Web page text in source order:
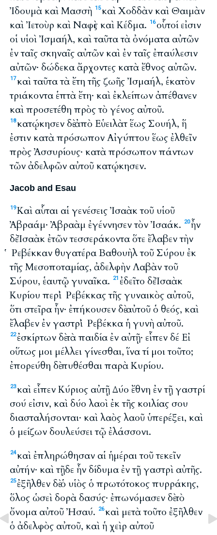
Ἰδουμὰ καὶ Μασσὴ 15καὶ Χοδδὰν καὶ Θαιμὰν
καὶ Ἰετοὺρ καὶ Ναφὲς καὶ Κέδμα.
16 οὗτοί εἰσιν
οἱ υἱοὶ Ἰσμαήλ, καὶ ταῦτα τὰ ὀνόματα αὐτῶν
ἐν ταῖς σκηναῖς αὐτῶν καὶ ἐν ταῖς ἐπαύλεσιν
αὐτῶν· δώδεκα ἄρχοντες κατὰ ἔθνος αὐτῶν.
17καὶ ταῦτα τὰ ἔτη τῆς ζωῆς Ἰσμαήλ, ἑκατὸν
τριάκοντα ἑπτὰ ἔτη· καὶ ἐκλείπων ἀπέθανεν
καὶ προσετέθη πρὸς τὸ γένος αὐτοῦ.
18κατῴκησεν δὲ ἀπὸ Εὑειλὰτ ἕως Σουήλ, ἥ
ἐστιν κατὰ πρόσωπον Αἰγύπτου ἕως ἐλθεῖν
πρὸς Ἀσσυρίους· κατὰ πρόσωπον πάντων
τῶν ἀδελφῶν αὐτοῦ κατῴκησεν.
Jacob and Esau
19Καὶ αὗται αἱ γενέσεις Ἰσαὰκ τοῦ υἱοῦ
Ἀβραάμ· Ἀβραὰμ ἐγέννησεν τὸν Ἰσαάκ.
20ἦν
δὲ Ἰσαὰκ ἐτῶν τεσσεράκοντα ὅτε ἔλαβεν τὴν
Ῥεβέκκαν θυγατέρα Βαθουὴλ τοῦ Σύρου ἐκ
τῆς Μεσοποταμίας, ἀδελφὴν Λαβὰν τοῦ
Σύρου, ἑαυτῷ γυναῖκα.
21 ἐδεῖτο δὲ Ἰσαὰκ
Κυρίου περὶ Ῥεβέκκας τῆς γυναικὸς αὐτοῦ,
ὅτι στεῖρα ἦν· ἐπήκουσεν δὲ αὐτοῦ ὁ θεός, καὶ
ἔλαβεν ἐν γαστρὶ Ῥεβέκκα ἡ γυνὴ αὐτοῦ.
22 ἐσκίρτων δὲ τὰ παιδία ἐν αὐτῇ· εἶπεν δέ Εἰ
οὕτως μοι μέλλει γίνεσθαι, ἵνα τί μοι τοῦτο;
ἐπορεύθη δὲ πυθέσθαι παρὰ Κυρίου.
23καὶ εἶπεν Κύριος αὐτῇ Δύο ἔθνη ἐν τῇ γαστρί
σού εἰσιν, καὶ δύο λαοὶ ἐκ τῆς κοιλίας σου
διασταλήσονται· καὶ λαὸς λαοῦ ὑπερέξει, καὶ
ὁ μείζων δουλεύσει τῷ ἐλάσσονι.
24καὶ ἐπληρώθησαν αἱ ἡμέραι τοῦ τεκεῖν
αὐτήν· καὶ τῇδε ἦν δίδυμα ἐν τῇ γαστρὶ αὐτῆς.
25 ἐξῆλθεν δὲ ὁ υἱὸς ὁ πρωτότοκος πυρράκης,
ὅλος ὡσεὶ δορὰ δασύς· ἐπωνόμασεν δὲ τὸ
ὄνομα αὐτοῦ Ἠσαύ.
26καὶ μετὰ τοῦτο ἐξῆλθεν
ὁ ἀδελφὸς αὐτοῦ, καὶ ἡ χεὶρ αὐτοῦ